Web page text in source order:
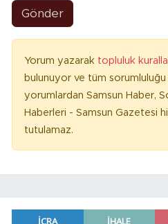
Gönder
Yorum yazarak topluluk
bulunuyor ve tüm sorumluluğu
yorumlardan Samsun Haber,
Haberleri - Samsun Gazetesi
tutulamaz.